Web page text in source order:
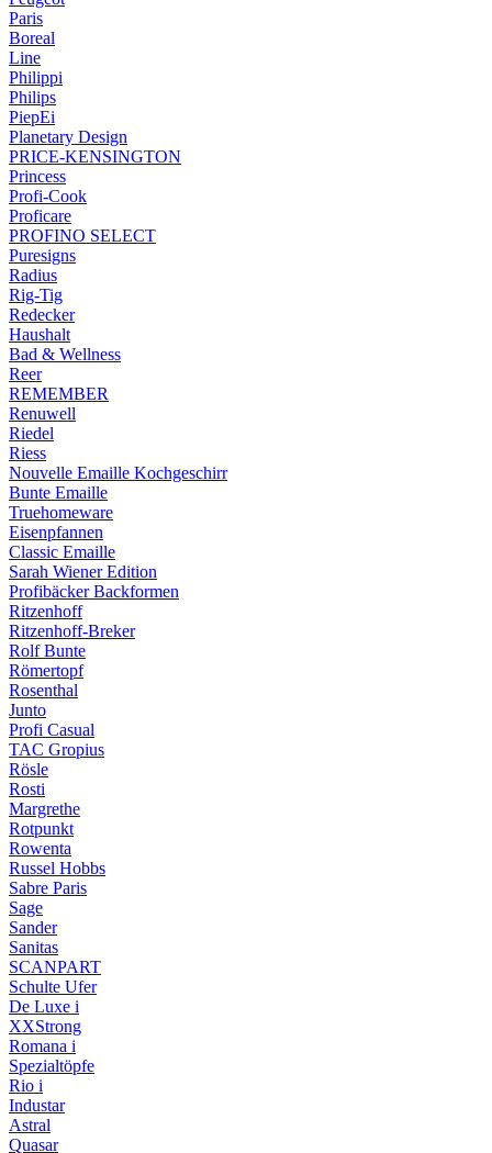
Paris
Boreal
Line
Philippi
Philips
PiepEi
Planetary Design
PRICE-KENSINGTON
Princess
Profi-Cook
Proficare
PROFINO SELECT
Puresigns
Radius
Rig-Tig
Redecker
Haushalt
Bad & Wellness
Reer
REMEMBER
Renuwell
Riedel
Riess
Nouvelle Emaille Kochgeschirr
Bunte Emaille
Truehomeware
Eisenpfannen
Classic Emaille
Sarah Wiener Edition
Profibäcker Backformen
Ritzenhoff
Ritzenhoff-Breker
Rolf Bunte
Römertopf
Rosenthal
Junto
Profi Casual
TAC Gropius
Rösle
Rosti
Margrethe
Rotpunkt
Rowenta
Russel Hobbs
Sabre Paris
Sage
Sander
Sanitas
SCANPART
Schulte Ufer
De Luxe i
XXStrong
Romana i
Spezialtöpfe
Rio i
Industar
Astral
Quasar